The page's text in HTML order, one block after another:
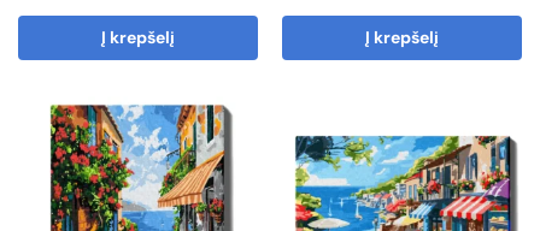
Į krepšelį Į krepšelį